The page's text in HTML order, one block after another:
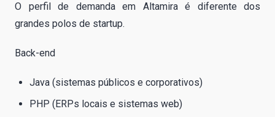
O perfil de demanda em Altamira é diferente dos
grandes polos de startup.
Back-end
Java (sistemas públicos e corporativos)
PHP (ERPs locais e sistemas web)